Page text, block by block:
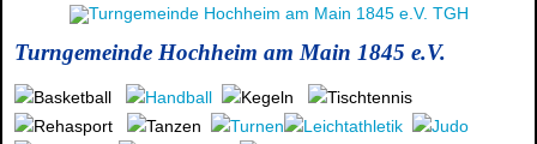
Turngemeinde Hochheim am Main 1845 e.V.